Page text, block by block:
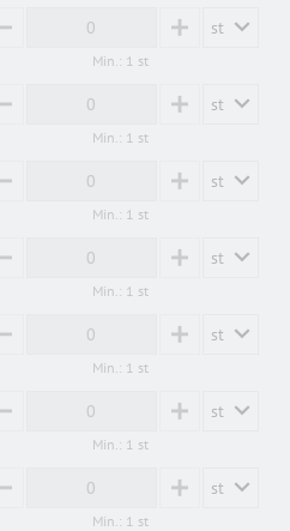
MINUS PLUSst
Min.: 1 st
MINUS PLUSst
Min.: 1 st
MINUS PLUSst
Min.: 1 st
MINUS PLUSst
Min.: 1 st
MINUS PLUSst
Min.: 1 st
MINUS PLUSst
Min.: 1 st
MINUS PLUSst
Min.: 1 st